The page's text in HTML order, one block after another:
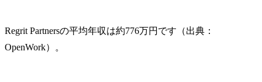
Regrit Partnersの平均年収は約776万円です（出典：
OpenWork）。